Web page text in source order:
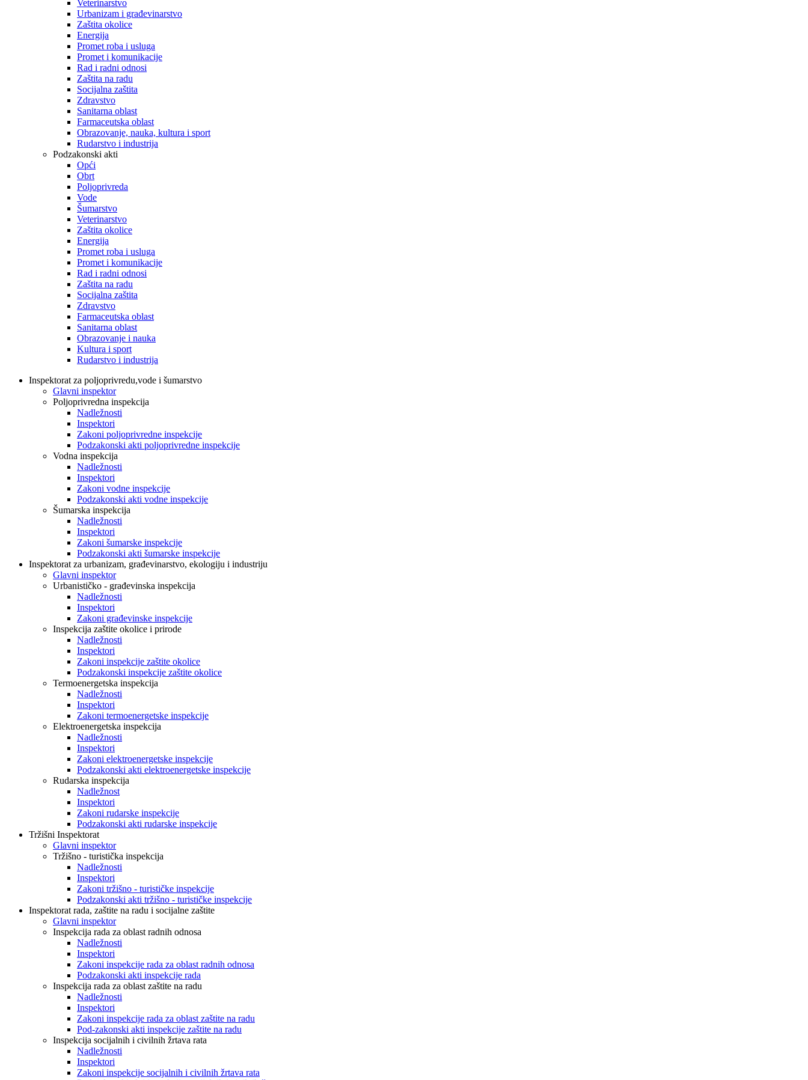
Veterinarstvo
Urbanizam i građevinarstvo
Zaštita okolice
Energija
Promet roba i usluga
Promet i komunikacije
Rad i radni odnosi
Zaštita na radu
Socijalna zaštita
Zdravstvo
Sanitarna oblast
Farmaceutska oblast
Obrazovanje, nauka, kultura i sport
Rudarstvo i industrija
Podzakonski akti
Opći
Obrt
Poljoprivreda
Vode
Šumarstvo
Veterinarstvo
Zaštita okolice
Energija
Promet roba i usluga
Promet i komunikacije
Rad i radni odnosi
Zaštita na radu
Socijalna zaštita
Zdravstvo
Farmaceutska oblast
Sanitarna oblast
Obrazovanje i nauka
Kultura i sport
Rudarstvo i industrija
Inspektorat za poljoprivredu,vode i šumarstvo
Glavni inspektor
Poljoprivredna inspekcija
Nadležnosti
Inspektori
Zakoni poljoprivredne inspekcije
Podzakonski akti poljoprivredne inspekcije
Vodna inspekcija
Nadležnosti
Inspektori
Zakoni vodne inspekcije
Podzakonski akti vodne inspekcije
Šumarska inspekcija
Nadležnosti
Inspektori
Zakoni šumarske inspekcije
Podzakonski akti šumarske inspekcije
Inspektorat za urbanizam, građevinarstvo, ekologiju i industriju
Glavni inspektor
Urbanističko - građevinska inspekcija
Nadležnosti
Inspektori
Zakoni građevinske inspekcije
Inspekcija zaštite okolice i prirode
Nadležnosti
Inspektori
Zakoni inspekcije zaštite okolice
Podzakonski inspekcije zaštite okolice
Termoenergetska inspekcija
Nadležnosti
Inspektori
Zakoni termoenergetske inspekcije
Elektroenergetska inspekcija
Nadležnosti
Inspektori
Zakoni elektroenergetske inspekcije
Podzakonski akti elektroenergetske inspekcije
Rudarska inspekcija
Nadležnost
Inspektori
Zakoni rudarske inspekcije
Podzakonski akti rudarske inspekcije
Tržišni Inspektorat
Glavni inspektor
Tržišno - turistička inspekcija
Nadležnosti
Inspektori
Zakoni tržišno - turističke inspekcije
Podzakonski akti tržišno - turističke inspekcije
Inspektorat rada, zaštite na radu i socijalne zaštite
Glavni inspektor
Inspekcija rada za oblast radnih odnosa
Nadležnosti
Inspektori
Zakoni inspekcije rada za oblast radnih odnosa
Podzakonski akti inspekcije rada
Inspekcija rada za oblast zaštite na radu
Nadležnosti
Inspektori
Zakoni inspekcije rada za oblast zaštite na radu
Pod-zakonski akti inspekcije zaštite na radu
Inspekcija socijalnih i civilnih žrtava rata
Nadležnosti
Inspektori
Zakoni inspekcije socijalnih i civilnih žrtava rata